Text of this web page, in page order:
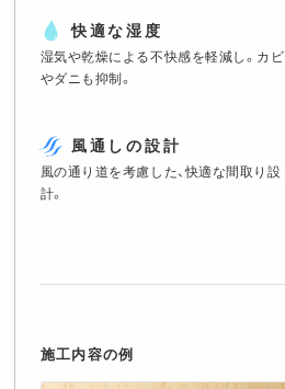
快適な湿度
湿気や乾燥による不快感を軽減し。 カビ
やダニも抑制。
風通しの設計
風の通り道を考慮した、快適な間取り設
計。
施工内容の例